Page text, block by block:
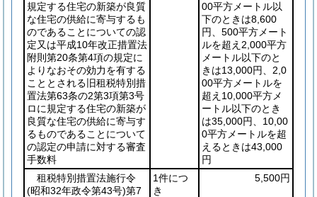
規定する住宅の新築が良質
な住宅の供給に寄与するも
のであることについての認
定又は平成10年改正措置法
附則第20条第4項の規定に
よりなおその効力を有する
こととされる旧租税特別措
置法第63条の2第3項第3号
ロに規定する住宅の新築が
良質な住宅の供給に寄与す
るものであることについて
の認定の申請に対する審査
手数料
00平方メートル以
下のときは8,600
円、500平方メート
ルを超え2,000平方
メートル以下のと
きは13,000円、2,0
00平方メートルを
超え10,000平方メ
ートル以下のとき
は35,000円、10,00
0平方メートルを超
えるときは43,000
円
租税特別措置法施行令
(昭和32年政令第43号)第7
1件につ
き
5,500円